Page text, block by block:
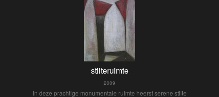
stilteruimte
2009
in deze prachtige monumentale ruimte heerst serene stilte